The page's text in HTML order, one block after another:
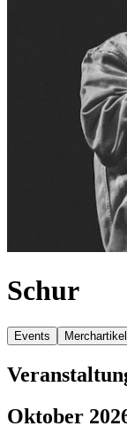
Schur
Events Merchartikel
Oktober